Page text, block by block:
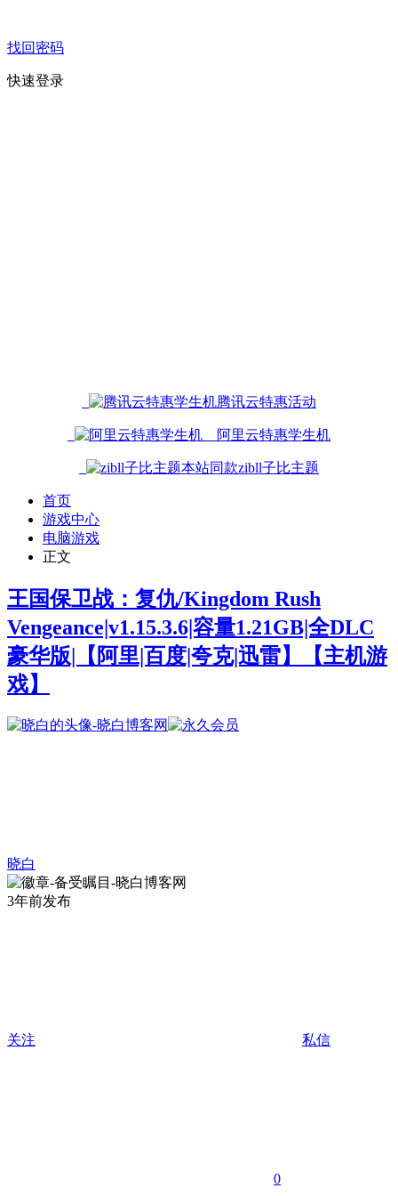
找回密码
快速登录
腾讯云特惠活动
阿里云特惠学生机
本站同款zibll子比主题
首页
游戏中心
电脑游戏
正文
王国保卫战：复仇/Kingdom Rush
Vengeance|v1.15.3.6|容量1.21GB|全DLC
豪华版|【阿里|百度|夸克|迅雷】
【主机游
戏】
晓白
3年前发布
关注 私信
0